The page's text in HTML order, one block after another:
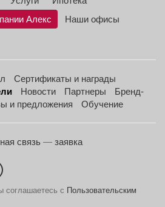
Алекс
Наши офисы
Сертификаты и награды
Новости Партнеры
Бренд-
и предложения Обучение
связь — заявка
соглашаетесь с Пользовательским